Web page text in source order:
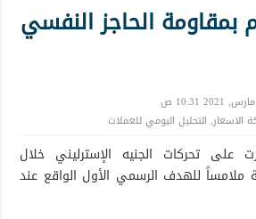
بمقاومة الحاجز النفسي
الاسعار, التحليل اليومي للعملات
على تحركات الجنيه الإسترليني خلال
ملامساً للهدف الرسمي الأول الواقع عند